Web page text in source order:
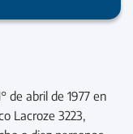
de abril de 1977 en
Lacroze 3223,